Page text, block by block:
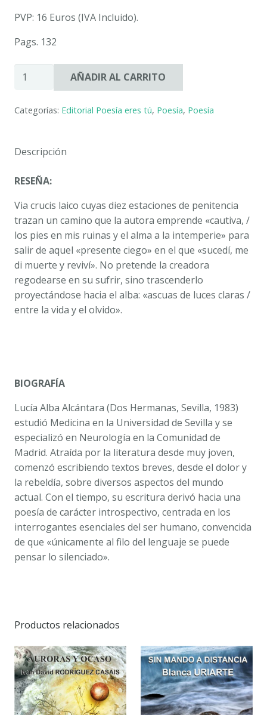
PVP: 16 Euros (IVA Incluido).
Pags. 132
OPUS
ALBA
cantidad
AÑADIR AL CARRITO
Categorías: Editorial Poesía eres tú, Poesía, Poesía
Descripción
RESEÑA:
Via crucis laico cuyas diez estaciones de penitencia
trazan un camino que la autora emprende «cautiva, /
los pies en mis ruinas y el alma a la intemperie» para
salir de aquel «presente ciego» en el que «sucedí, me
di muerte y reviví». No pretende la creadora
regodearse en su sufrir, sino trascenderlo
proyectándose hacia el alba: «ascuas de luces claras /
entre la vida y el olvido».
BIOGRAFÍA
Lucía Alba Alcántara (Dos Hermanas, Sevilla, 1983)
estudió Medicina en la Universidad de Sevilla y se
especializó en Neurología en la Comunidad de
Madrid. Atraída por la literatura desde muy joven,
comenzó escribiendo textos breves, desde el dolor y
la rebeldía, sobre diversos aspectos del mundo
actual. Con el tiempo, su escritura derivó hacia una
poesía de carácter introspectivo, centrada en los
interrogantes esenciales del ser humano, convencida
de que «únicamente al filo del lenguaje se puede
pensar lo silenciado».
Productos relacionados